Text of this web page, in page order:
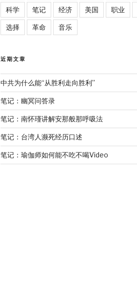
科学 笔记 经济 美国 职业
选择 革命 音乐
近期文章
中共为什么能“从胜利走向胜利”
笔记：幽冥问答录
笔记：南怀瑾讲解安那般那呼吸法
笔记：台湾人濒死经历口述
笔记：瑜伽师如何能不吃不喝Video